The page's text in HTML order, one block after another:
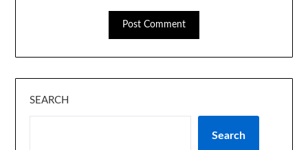
SEARCH
Search